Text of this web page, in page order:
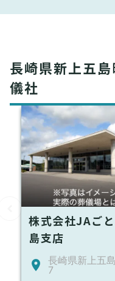
長崎県新上五
儀社
株式会社JAご
島支店
長崎県新上五
7